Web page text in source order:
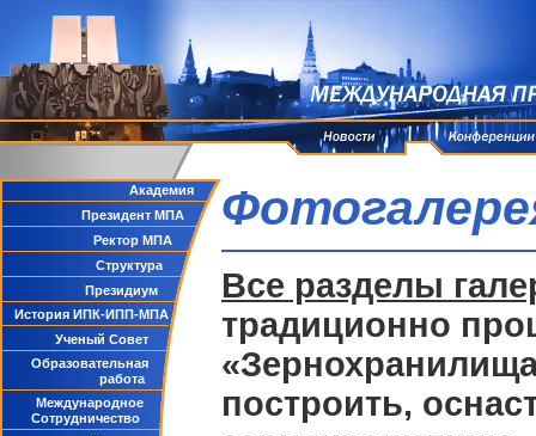
Академия
Президент МПА
Ректор МПА
Структура
Президиум
История ИПК-ИПП-МПА
Ученый Совет
Образовательная
работа
Международное
Сотрудничество
Все разделы
традиционно
построить,